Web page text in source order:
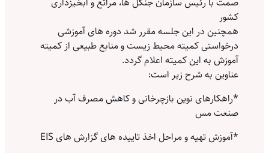
کشور
همچنین در این جلسه مقرر شد دوره های آموزشی
درخواستی کمیته محیط زیست و منابع طبیعی از کمیته
آموزش به این کمیته اعلام گردد.
عناوین به شرح زیر است:
*راهکارهای نوین بازچرخانی و کاهش مصرف آب در
صنعت مس
*آموزش تهیه و مراحل اخذ تاییده های گزارش های EIS